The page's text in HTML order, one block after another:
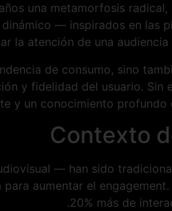
una metamorfosis
— inspirados en las
la atención de una
de consumo, sino
y fidelidad del usuario.
y un conocimiento
Contexto
— han sido
aumentar el
20% más de